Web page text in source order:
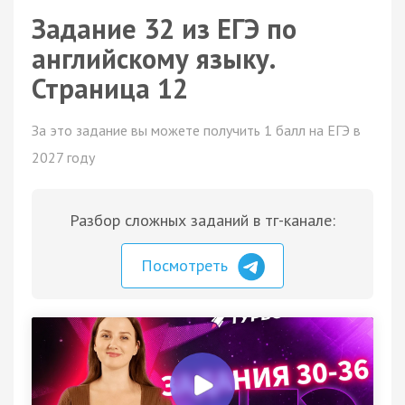
Задание 32 из ЕГЭ по
английскому языку.
Страница 12
За это задание вы можете получить 1 балл на ЕГЭ в
2027 году
Разбор сложных заданий в тг-канале:
Посмотреть